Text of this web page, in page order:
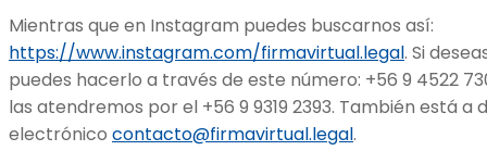
Mientras que en Instagram puedes buscarnos así:
https://www.instagram.com/firmavirtual.legal. Si
puedes hacerlo a través de este número: +56 9 4522
las atendremos por el +56 9 9319 2393. También está
electrónico contacto@firmavirtual.legal.